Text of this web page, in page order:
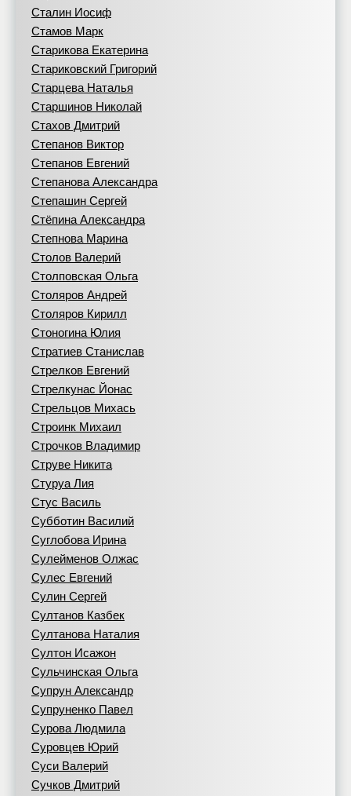
Сталин Иосиф
Стамов Марк
Старикова Екатерина
Стариковский Григорий
Старцева Наталья
Старшинов Николай
Стахов Дмитрий
Степанов Виктор
Степанов Евгений
Степанова Александра
Степашин Сергей
Стёпина Александра
Степнова Марина
Столов Валерий
Столповская Ольга
Столяров Андрей
Столяров Кирилл
Стоногина Юлия
Стратиев Станислав
Стрелков Евгений
Стрелкунас Йонас
Стрельцов Михась
Строинк Михаил
Строчков Владимир
Струве Никита
Стуруа Лия
Стус Василь
Субботин Василий
Суглобова Ирина
Сулейменов Олжас
Сулес Евгений
Сулин Сергей
Султанов Казбек
Султанова Наталия
Султон Исажон
Сульчинская Ольга
Супрун Александр
Супруненко Павел
Сурова Людмила
Суровцев Юрий
Суси Валерий
Сучков Дмитрий